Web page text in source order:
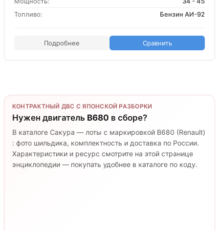
Топливо:
Бензин АИ-92
Подробнее Сравнить
КОНТРАКТНЫЙ ДВС С ЯПОНСКОЙ РАЗБОРКИ
Нужен двигатель B680 в сборе?
В каталоге Сакура — лоты с маркировкой B680 (Renault)
: фото шильдика, комплектность и доставка по России.
Характеристики и ресурс смотрите на этой странице
энциклопедии — покупать удобнее в каталоге по коду.